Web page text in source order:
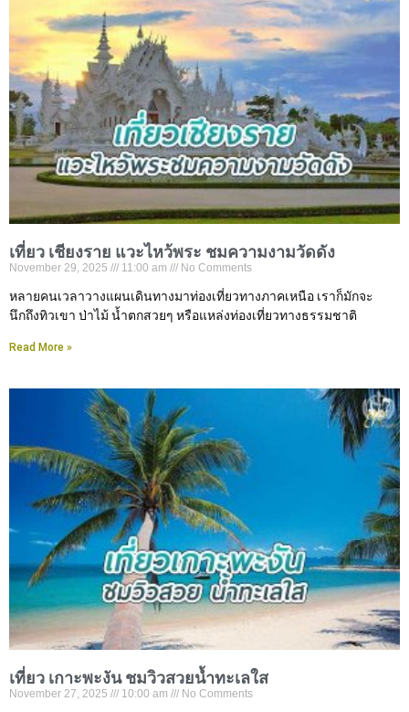
เที่ยว เชียงราย แวะไหว้พระ ชมความงามวัดดัง
November 29, 2025 11:00 am No Comments
หลายคนเวลาวางแผนเดินทางมาท่องเที่ยวทางภาคเหนือ เราก็มักจะ
นึกถึงทิวเขา ป่าไม้ น้ำตกสวยๆ หรือแหล่งท่องเที่ยวทางธรรมชาติ
Read More »
เที่ยว เกาะพะงัน ชมวิวสวยน้ำทะเลใส
November 27, 2025 10:00 am No Comments